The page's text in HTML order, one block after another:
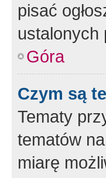
pisać
ustalonych
Góra
Czym są
Tematy
tematów
miarę